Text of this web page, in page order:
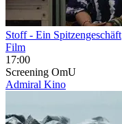
Stoff - Ein Spitzengeschäft
Film
17:00
Screening OmU
Admiral Kino